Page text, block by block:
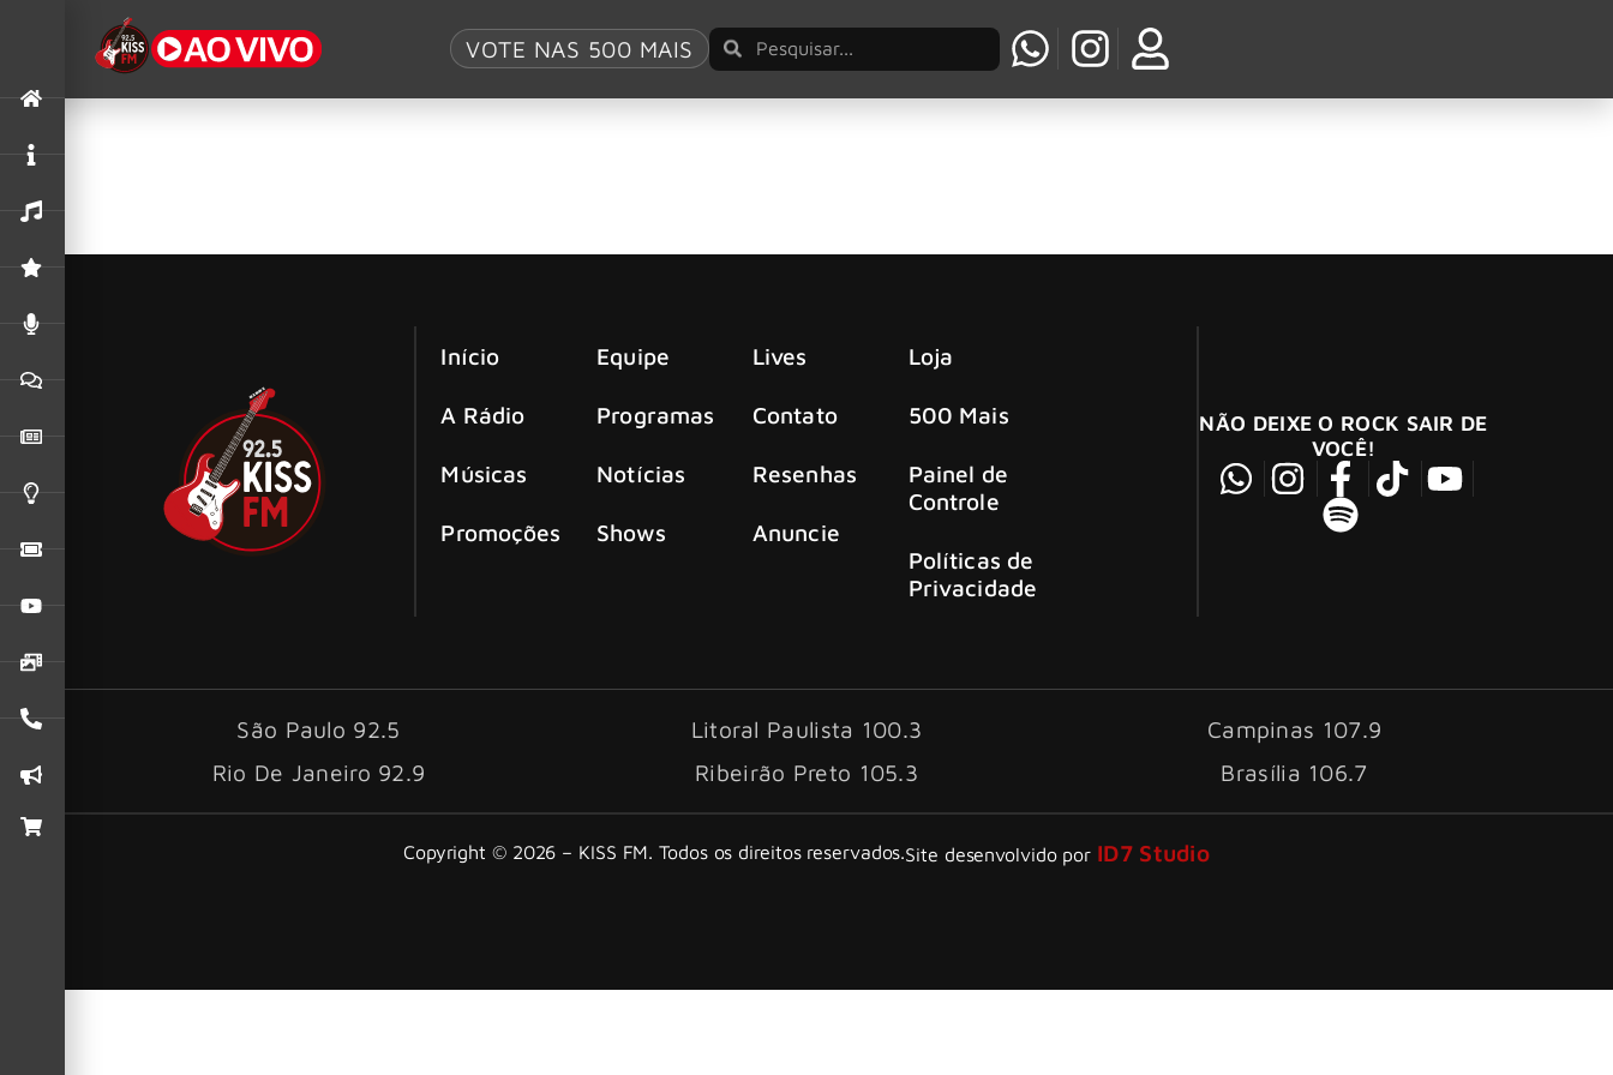
VOTE NAS 500 MAIS
Tag:I Prevail
Início
A Rádio
Músicas
Promoções
Equipe
Programas
Notícias
Shows
Lives
Contato
Resenhas
Anuncie
Loja
500 Mais
Painel de
Controle
Políticas de
Privacidade
NÃO DEIXE O ROCK SAIR DE
VOCÊ!
São Paulo 92.5 Litoral Paulista 100.3
Campinas 107.9
Rio De Janeiro 92.9
Ribeirão Preto 105.3 Brasília 106.7
Copyright © 2026 – KISS FM. Todos os direitos reservados.Site desenvolvido por ID7 Studio